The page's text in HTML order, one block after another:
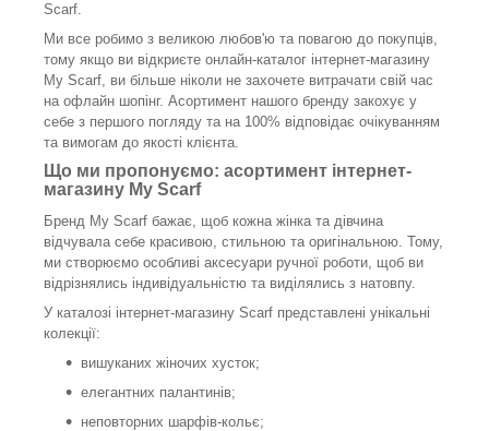
Scarf.
Ми все робимо з великою любов'ю та повагою до покупців,
тому якщо ви відкриєте онлайн-каталог інтернет-магазину
My Scarf, ви більше ніколи не захочете витрачати свій час
на офлайн шопінг. Асортимент нашого бренду закохує у
себе з першого погляду та на 100% відповідає очікуванням
та вимогам до якості клієнта.
Що ми пропонуємо: асортимент інтернет-
магазину My Scarf
Бренд My Scarf бажає, щоб кожна жінка та дівчина
відчувала себе красивою, стильною та оригінальною. Тому,
ми створюємо особливі аксесуари ручної роботи, щоб ви
відрізнялись індивідуальністю та виділялись з натовпу.
У каталозі інтернет-магазину Scarf представлені унікальні
колекції:
вишуканих жіночих хусток;
елегантних палантинів;
неповторних шарфів-кольє;